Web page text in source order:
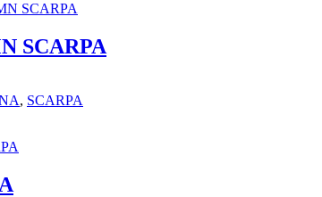
SCARPA
, SCARPA